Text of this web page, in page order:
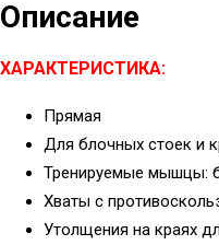
Описание
ХАРАКТЕРИСТИКА:
Прямая
Для блочных стоек и
Тренируемые мышцы:
Хваты с
Утолщения на краях